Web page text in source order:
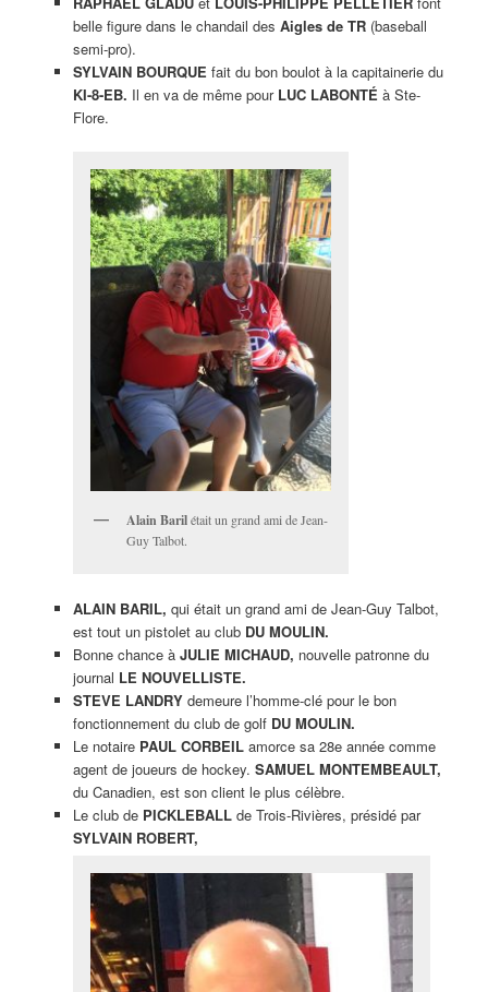
belle figure dans le chandail des Aigles de TR(baseball
semi-pro).
SYLVAIN BOURQUE fait du bon boulot à la capitainerie du
KI-8-EB. Il en va de même pour LUC LABONTÉ à Ste-
Flore.
Alain Barilétait un grand ami de Jean-
Guy Talbot.
ALAIN BARIL, qui était un grand ami de Jean-Guy Talbot,
est tout un pistolet au club DU MOULIN.
Bonne chance à JULIE MICHAUD, nouvelle patronne du
journal LE NOUVELLISTE.
STEVE LANDRYdemeure l’homme-clé pour le bon
fonctionnement du club de golf DU MOULIN.
Le notaire PAUL CORBEILamorce sa 28e année comme
agent de joueurs de hockey. SAMUEL MONTEMBEAULT,
du Canadien, est son client le plus célèbre.
Le club de PICKLEBALLde Trois-Rivières, présidé par
SYLVAIN ROBERT,